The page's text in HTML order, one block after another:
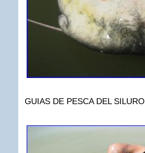
GUIAS DE PESCA DEL SILURO